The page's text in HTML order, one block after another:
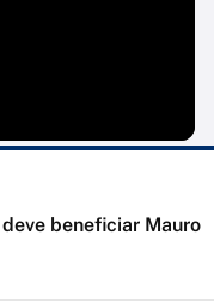
beneficiar Mauro